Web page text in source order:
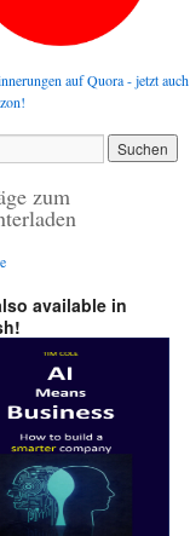
auf Quora - jetzt auch
zum
available in